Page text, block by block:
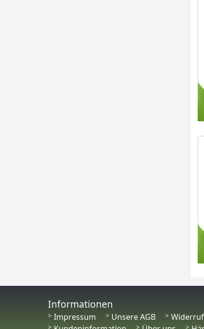
Informationen
Impressum Unsere AGB